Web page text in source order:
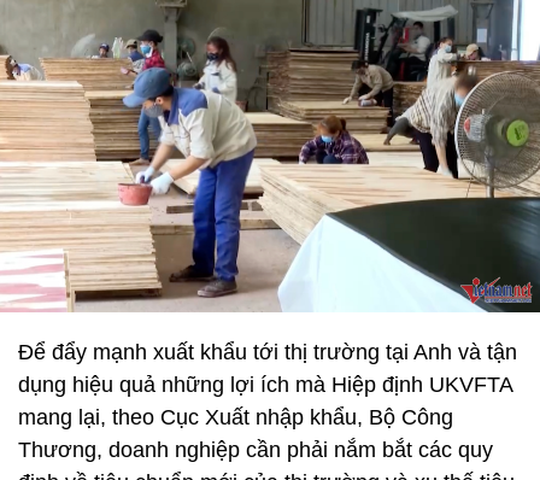
Để đẩy mạnh xuất khẩu tới thị trường tại Anh và tận
dụng hiệu quả những lợi ích mà Hiệp định UKVFTA
mang lại, theo Cục Xuất nhập khẩu, Bộ Công
Thương, doanh nghiệp cần phải nắm bắt các quy